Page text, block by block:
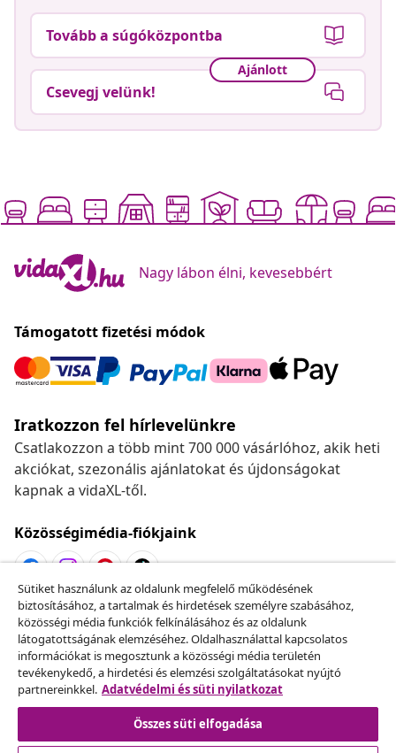
Tovább a súgóközpontba
Ajánlott
Csevegj velünk!
Nagy lábon élni, kevesebbért
Támogatott fizetési módok
Iratkozzon fel hírlevelünkre
Csatlakozzon a több mint 700 000 vásárlóhoz, akik heti
akciókat, szezonális ajánlatokat és újdonságokat
kapnak a vidaXL-től.
Közösségimédia-fiókjaink
Szerződéstől való elállás
Küldj be egy rendelés lemondására vonatkozó
kérelmet.
Szerződéstől való elállás
Sütiket használunk az oldalunk megfelelő működésének
biztosításához, a tartalmak és hirdetések személyre szabásához,
közösségi média funkciók felkínálásához és az oldalunk
látogatottságának elemzéséhez. Oldalhasználattal kapcsolatos
információkat is megosztunk a közösségi média területén
tevékenykedő, a hirdetési és elemzési szolgáltatásokat nyújtó
partnereinkkel. Adatvédelmi és süti nyilatkozat
Összes süti elfogadása